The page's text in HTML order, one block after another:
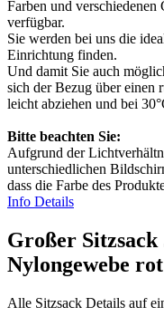
Farben und
verfügbar.
Sie werden bei uns die
Einrichtung finden.
Und damit Sie auch
sich der Bezug über einen
leicht abziehen und bei
Bitte beachten Sie:
Aufgrund der
unterschiedlichen
dass die Farbe des
Info Details
Großer Sitzsack
Nylongewebe rot
Alle Sitzsack Details auf